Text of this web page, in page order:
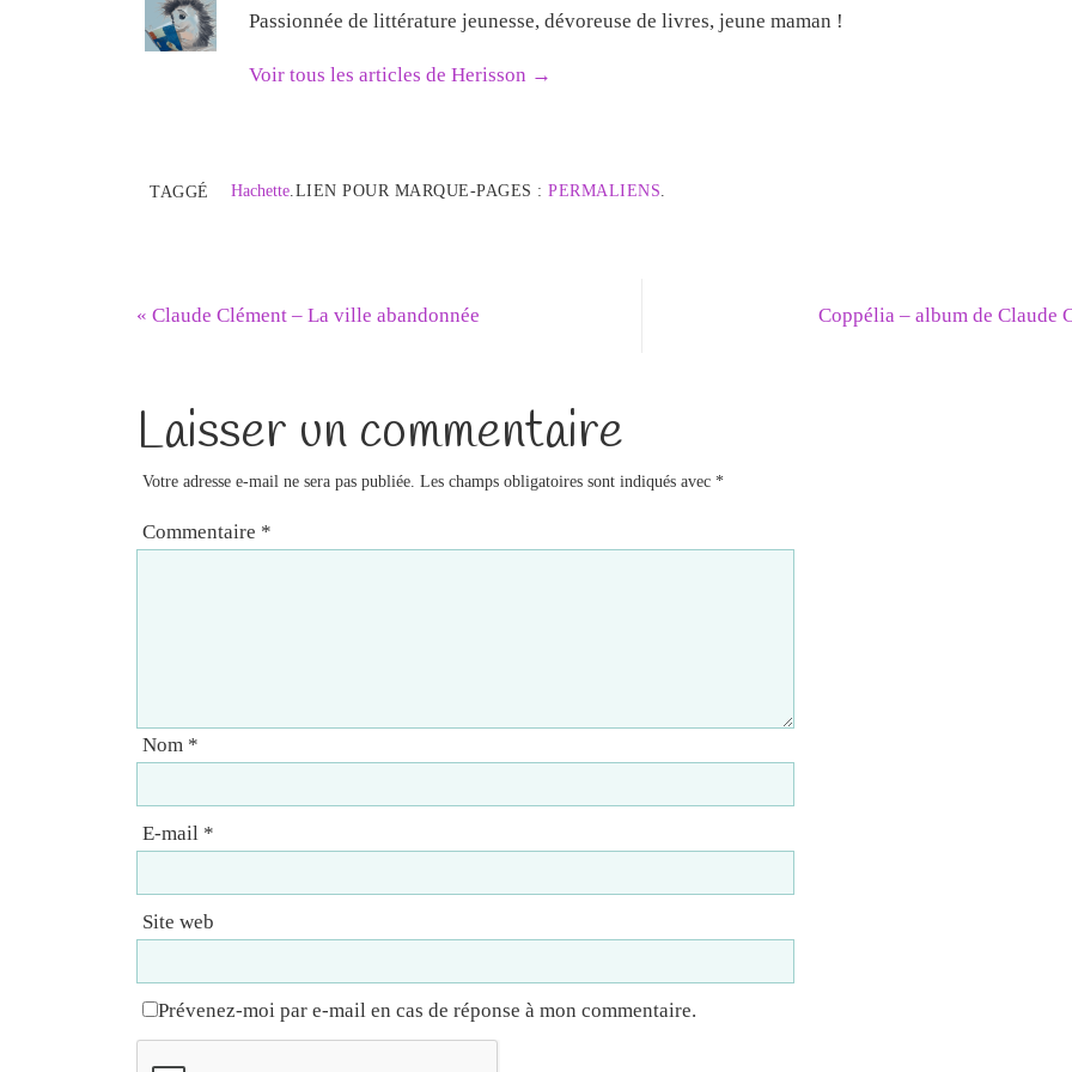
Passionnée de littérature jeunesse, dévoreuse de livres, jeune maman !
Voir tous les articles de Herisson →
TAGGÉ Hachette. LIEN POUR MARQUE-PAGES : PERMALIENS
« Claude Clément – La ville abandonnée Coppélia – album de Claude
Laisser un commentaire
Votre adresse e-mail ne sera pas publiée. Les champs obligatoires sont indiqués avec *
Commentaire *
Nom *
E-mail *
Site web
Prévenez-moi par e-mail en cas de réponse à mon commentaire.